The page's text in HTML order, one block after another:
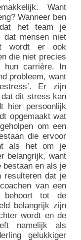
Want
Wanneer ben
het team je
mensen niet
wordt er ook
die niet precies
hun carrière. In
probleem, want
Er zijn
dit stress kan
hier persoonlijk
opgemaakt wat
om een
die ervoor
als het om je
belangrijk, want
bestaan en als je
resulteren dat je
van een
behoort tot de
belangrijk zijn
wordt en de
namelijk als
gelukkiger